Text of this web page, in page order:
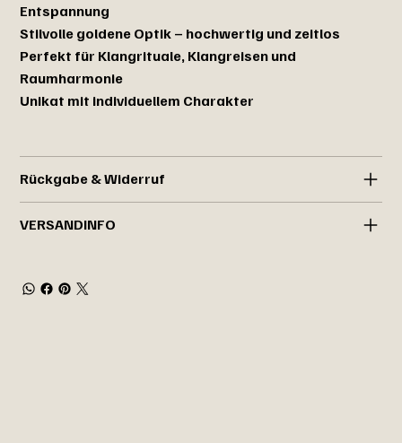
Entspannung
Stilvolle goldene Optik – hochwertig und zeitlos
Perfekt für Klangrituale, Klangreisen und
Raumharmonie
Unikat mit individuellem Charakter
Rückgabe & Widerruf
VERSANDINFO